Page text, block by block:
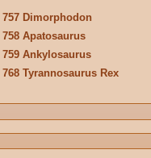
757 Dimorphodon
758 Apatosaurus
759 Ankylosaurus
768 Tyrannosaurus Rex